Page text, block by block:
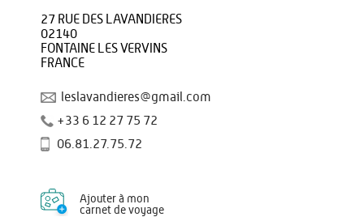
27 RUE DES LAVANDIERES
02140
FONTAINE LES VERVINS
FRANCE
leslavandieres@gmail.com
+33 6 12 27 75 72
06.81.27.75.72
Ajouter à mon
carnet de voyage